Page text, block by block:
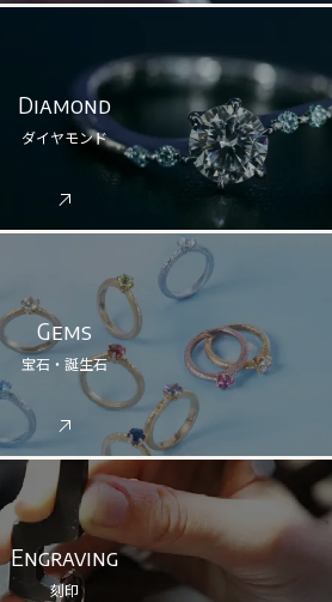
Diamond
ダイヤモンド
Gems
宝石・誕生石
Engraving
刻印